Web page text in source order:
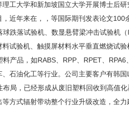
工大学和新加坡国立大学开展博士后
近年来在，，等国际期刊发表论文
跌落试验机、数显悬臂梁冲击试验机（
试验机、触摸屏材料水平垂直燃烧试验
料产品，如RABS、RPP、RPET、
石油化工等行业。公司主要客户有韩
局，已经形成从废旧塑料回收到高值
方式辐射带动整个行业升级改造，全